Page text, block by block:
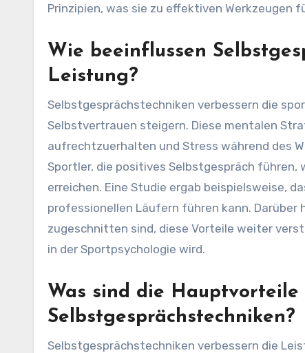
Prinzipien, was sie zu effektiven Werkzeugen
Wie beeinflussen
Leistung?
Selbstgesprächstechniken verbessern die
Selbstvertrauen steigern. Diese mentalen
aufrechtzuerhalten und Stress während des
Sportler, die positives Selbstgespräch führen,
erreichen. Eine Studie ergab beispielsweise,
professionellen Läufern führen kann. Darüber
zugeschnitten sind, diese Vorteile weiter
in der Sportpsychologie wird.
Was sind die Hauptvorteile
Selbstgesprächstechniken?
Selbstgesprächstechniken verbessern die